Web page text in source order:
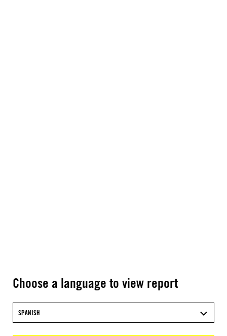
Choose a language to view report
SPANISH